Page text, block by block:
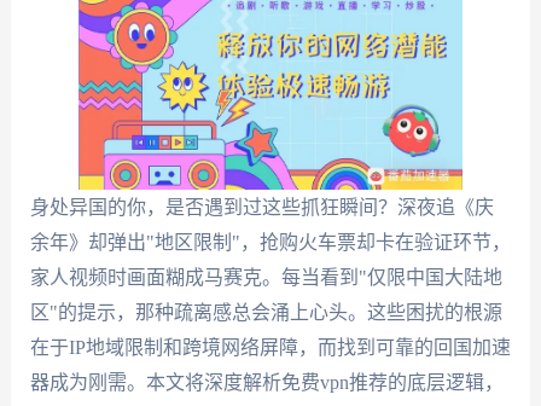
身处异国的你，是否遇到过这些抓狂瞬间？深夜追《庆
余年》却弹出"地区限制"，抢购火车票却卡在验证环节，
家人视频时画面糊成马赛克。每当看到"仅限中国大陆地
区"的提示，那种疏离感总会涌上心头。这些困扰的根源
在于IP地域限制和跨境网络屏障，而找到可靠的回国加速
器成为刚需。本文将深度解析免费vpn推荐的底层逻辑，